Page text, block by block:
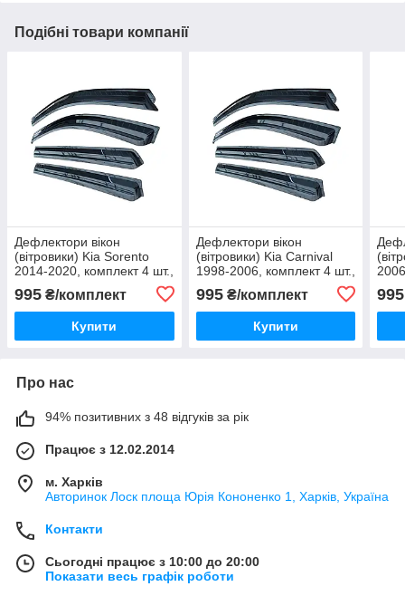
Подібні товари компанії
Дефлектори вікон
(вітровики) Kia Sorento
2014-2020, комплект 4 шт.,
995 ₴/комплект
Купити
Дефлектори вікон
(вітровики) Kia Carnival
1998-2006, комплект 4 шт.,
995₴/комплект
Купити
995
Про нас
94% позитивних з 48 відгуків за рік
Працює з 12.02.2014
м. Харків
Авторинок Лоск площа Юрія Кононенко 1, Харків, Україна
Контакти
Сьогодні працює з 10:00 до 20:00
Показати весь графік роботи